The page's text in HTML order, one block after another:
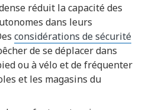
réduit la capacité des
dans leurs
considérations de sécurité
de se déplacer dans
ou à vélo et de fréquenter
et les magasins du